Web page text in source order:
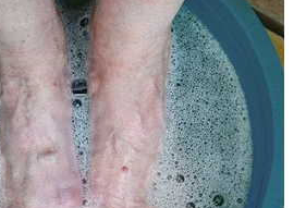
sedmice dešava se duboko u vama.
zbog svoje drugačijosti,
slobodom i istinom. Shvatate da je
vraća kontakt sa svojom suštinom.